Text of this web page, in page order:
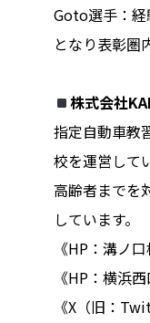
Goto選手：経
となり表彰圏
株式会社
指定自動車教
校を運営して
高齢者までを
しています。
《HP：溝ノ口
《HP：横浜西
《X（旧：